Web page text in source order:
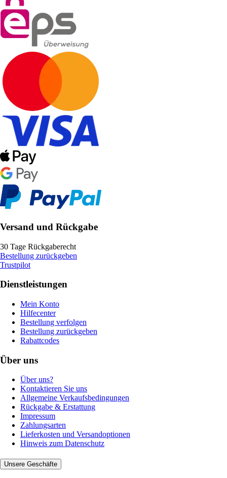
Versand und Rückgabe
30 Tage Rückgaberecht
Bestellung zurückgeben
Trustpilot
Dienstleistungen
Mein Konto
Hilfecenter
Bestellung verfolgen
Bestellung zurückgeben
Rabattcodes
Über uns
Über uns?
Kontaktieren Sie uns
Allgemeine Verkaufsbedingungen
Rückgabe & Erstattung
Impressum
Zahlungsarten
Lieferkosten und Versandoptionen
Hinweis zum Datenschutz
Unsere Geschäfte